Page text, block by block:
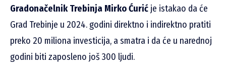
Gradonačelnik Trebinja Mirko Ćurić je istakao da će
Grad Trebinje u 2024. godini direktno i indirektno pratiti
preko 20 miliona investicija, a smatra i da će u narednoj
godini biti zaposleno još 300 ljudi.